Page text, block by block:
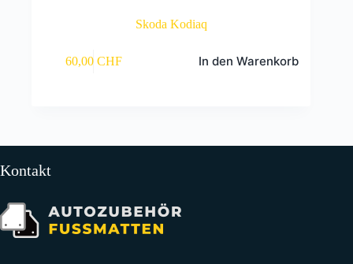
Skoda Kodiaq
60,00 CHF In den Warenkorb
Kontakt